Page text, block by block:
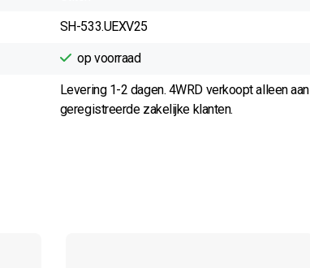
SH-533.UEXV25
op voorraad
Levering 1-2 dagen. 4WRD verkoopt alleen aan
geregistreerde zakelijke klanten.